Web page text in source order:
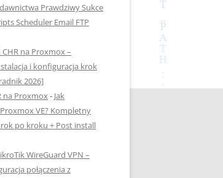
Prawdziwy Sukce
Scheduler Email FTP
na Proxmox –
i konfiguracja krok
2026]
na Proxmox- Jak
VE? Kompletny
po kroku + Post install
WireGuard VPN –
połączenia z